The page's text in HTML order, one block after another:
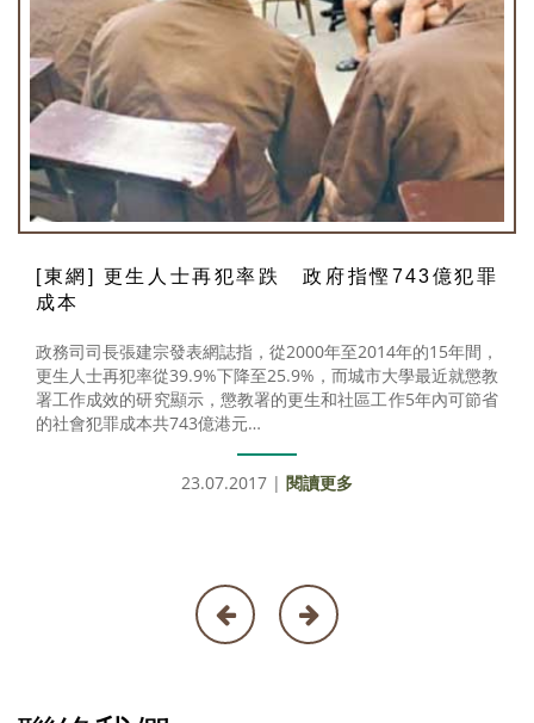
[東網] 更生人士再犯率跌 政府指慳743億犯罪
成本
政務司司長張建宗發表網誌指，從2000年至2014年的15年間，
更生人士再犯率從39.9%下降至25.9%，而城市大學最近就懲教
署工作成效的研究顯示，懲教署的更生和社區工作5年內可節省
的社會犯罪成本共743億港元…
23.07.2017 | 閱讀更多